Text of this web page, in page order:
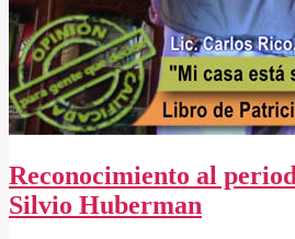
Reconocimiento al
Silvio Huberman